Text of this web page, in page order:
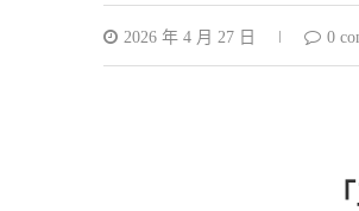
2026 年 4 月 27 日 0